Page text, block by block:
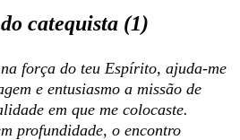
catequista (1)
força do teu Espírito, ajuda-me
e entusiasmo a missão de
profundidade, o encontro